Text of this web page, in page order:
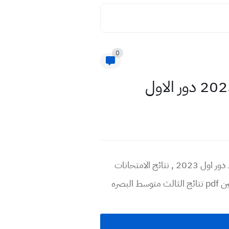
0
اليوم تم رفع نتائج البصره الان للثالث متوسط عام 2023 الدور الاول ملف PDF , نتائج بصرة للثالث متوسط دور اول 2023 , نتائج الامتحانات
الوزاريه لطلاب الثالث متوسط في العراق , نتائج الصف الثالث متوسط محافظة البصرة 2023 , اسماء الناجحين pdf نتائج الثالث متوسط البصره